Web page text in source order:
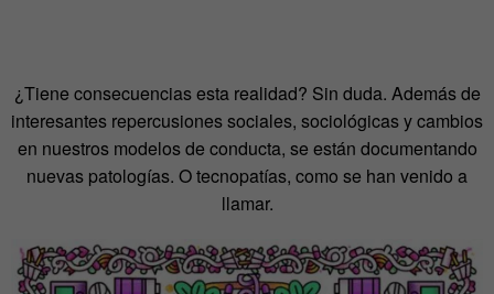
¿Tiene consecuencias esta realidad? Sin duda. Además de
interesantes repercusiones sociales, sociológicas y cambios
en nuestros modelos de conducta, se están documentando
nuevas patologías. O tecnopatías, como se han venido a
llamar.